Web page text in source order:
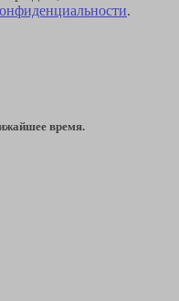
.
время.